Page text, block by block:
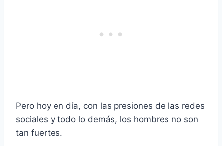
Pero hoy en día, con las presiones de las redes
sociales y todo lo demás, los hombres no son
tan fuertes.